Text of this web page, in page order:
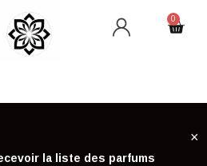
0
Cart
la liste des parfums
×